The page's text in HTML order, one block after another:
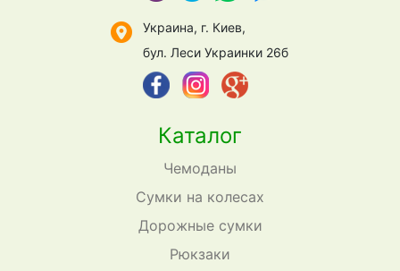
Каталог
Чемоданы
Сумки на колесах
Дорожные сумки
Рюкзаки
Украина, г. Киев,
бул. Леси Украинки 26б